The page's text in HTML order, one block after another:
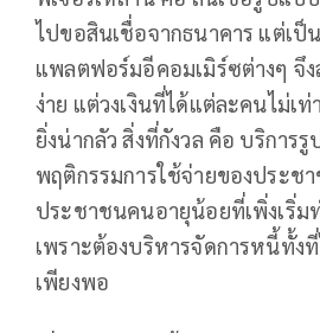
ไปขอสินเชื่อจากธนาคาร แต่เ
แพลตฟอร์มอีคอมเมิร์ซต่างๆ จึ
ง่าย แต่วงเงินที่ได้แต่ละคนไม่เท่
ยิ่งน่ากลัว สิ่งที่กังวล คือ บริการ
พฤติกรรมการใช้จ่ายของประช
ประชาชนคนอายุน้อยที่เพิ่งเริ่ม
เพราะต้องบริหารจัดการหนี้ทั้ง
เพียงพอ